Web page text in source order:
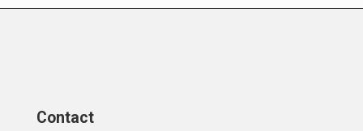
Contact